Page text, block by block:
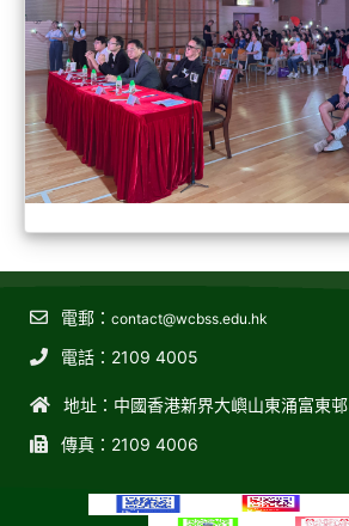
電郵： contact@wcbss.edu.hk
電話：2109 4005
地址：中國香港新界大嶼山東涌富東邨
傳真：2109 4006